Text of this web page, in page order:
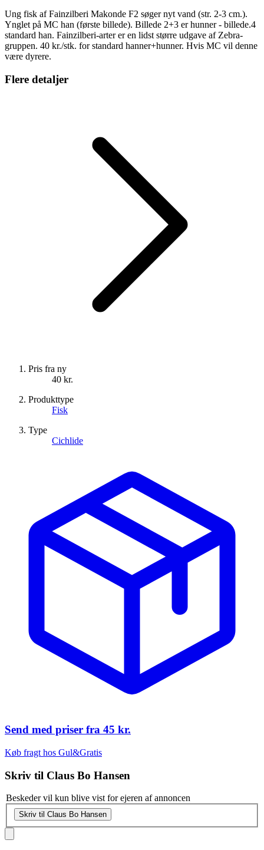
Ung fisk af Fainzilberi Makonde F2 søger nyt vand (str. 2-3 cm.).
Ynglet på MC han (første billede). Billede 2+3 er hunner - billede.4
standard han. Fainzilberi-arter er en lidst større udgave af Zebra-
gruppen. 40 kr./stk. for standard hanner+hunner. Hvis MC vil denne
være dyrere.
Flere detaljer
Pris fra ny
40 kr.
Produkttype
Fisk
Type
Cichlide
Send med priser fra 45 kr.
Køb fragt hos Gul&Gratis
Skriv til Claus Bo Hansen
Beskeder vil kun blive vist for ejeren af annoncen
Skriv til Claus Bo Hansen